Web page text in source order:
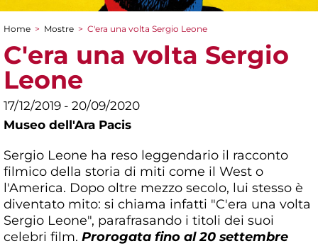
Tu sei qui
Home > Mostre > C'era una volta Sergio Leone
C'era una volta Sergio
Leone
17/12/2019 - 20/09/2020
Museo dell'Ara Pacis
Sergio Leone ha reso leggendario il racconto
filmico della storia di miti come il West o
l'America. Dopo oltre mezzo secolo, lui stesso è
diventato mito: si chiama infatti "C'era una volta
Sergio Leone", parafrasando i titoli dei suoi
celebri film. Prorogata fino al 20 settembre